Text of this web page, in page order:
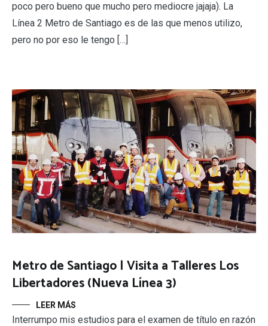
poco pero bueno que mucho pero mediocre jajaja). La
Línea 2 Metro de Santiago es de las que menos utilizo,
pero no por eso le tengo […]
Metro de Santiago | Visita a Talleres Los
Libertadores (Nueva Línea 3)
LEER MÁS
Interrumpo mis estudios para el examen de título en razón